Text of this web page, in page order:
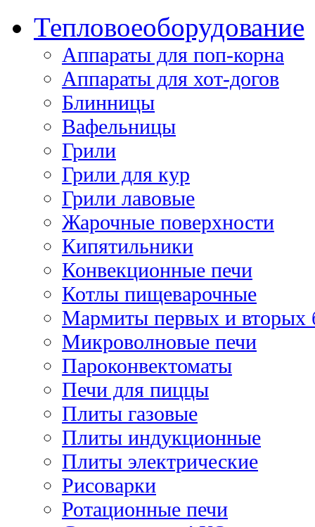
Тепловоеоборудование
Аппараты для поп-корна
Аппараты для хот-догов
Блинницы
Вафельницы
Грили
Грили для кур
Грили лавовые
Жарочные поверхности
Кипятильники
Конвекционные печи
Котлы пищеварочные
Мармиты первых и вторых
Микроволновые печи
Пароконвектоматы
Печи для пиццы
Плиты газовые
Плиты индукционные
Плиты электрические
Рисоварки
Ротационные печи